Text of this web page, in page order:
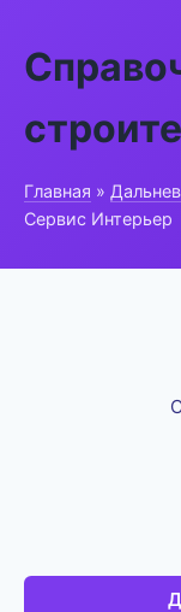
Главная »
Сервис Интерьер